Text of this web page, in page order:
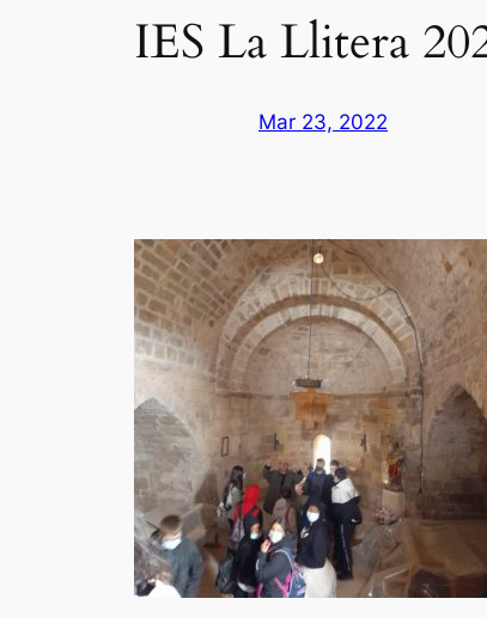
IES La Llitera
Mar 23, 2022